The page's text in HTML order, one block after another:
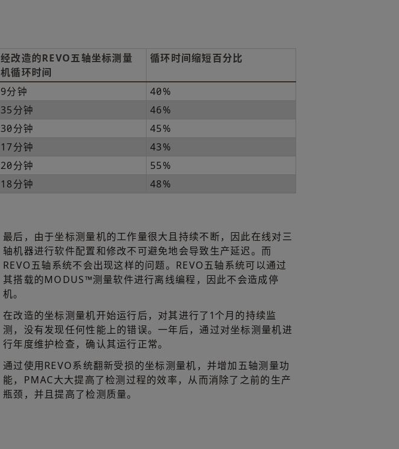
经改造的REVO五轴坐标测量
机循环时间
循环时间缩短百分比
9分钟
40%
35分钟
46%
30分钟
45%
17分钟
43%
20分钟
55%
18分钟
48%
最后，由于坐标测量机的工作量很大且持续不断，因此在线对三
轴机器进行软件配置和修改不可避免地会导致生产延迟。而
REVO五轴系统不会出现这样的问题。REVO五轴系统可以通过
其搭载的MODUS™测量软件进行离线编程，因此不会造成停
机。
在改造的坐标测量机开始运行后，对其进行了1个月的持续监
测，没有发现任何性能上的错误。一年后，通过对坐标测量机进
行年度维护检查，确认其运行正常。
通过使用REVO系统翻新受损的坐标测量机，并增加五轴测量功
能，PMAC大大提高了检测过程的效率，从而消除了之前的生产
瓶颈，并且提高了检测质量。